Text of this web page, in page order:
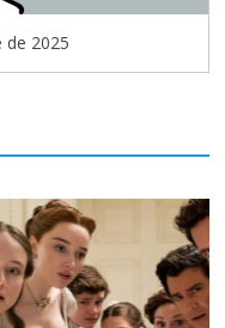
de 2025